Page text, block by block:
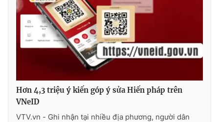
Ðiện thoại Thời báo VTV:024.66 897 897
Email:toasoan@vtv.vn
Liên hệ quảng cáo:024-7300.7108
Hơn 4,3 triệu ý kiến góp ý sửa Hiến pháp trên
VNeID
VTV.vn - Ghi nhận tại nhiều địa phương, người dân